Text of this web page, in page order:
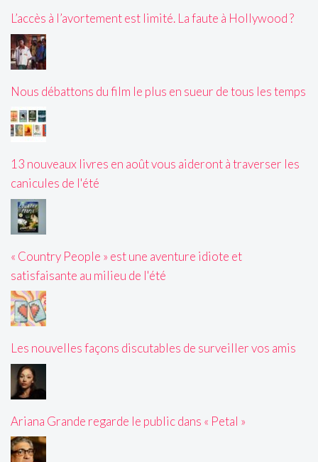
L’accès à l’avortement est limité. La faute à Hollywood ?
Nous débattons du film le plus en sueur de tous les temps
13 nouveaux livres en août vous aideront à traverser les
canicules de l'été
« Country People » est une aventure idiote et
satisfaisante au milieu de l'été
Les nouvelles façons discutables de surveiller vos amis
Ariana Grande regarde le public dans « Petal »